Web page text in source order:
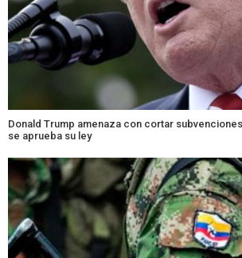
Donald Trump amenaza con cortar
se aprueba su ley